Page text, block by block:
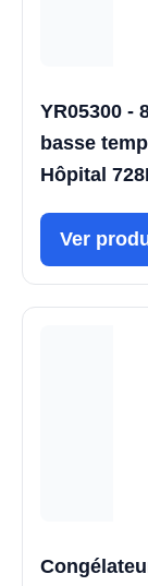
YR05300 -
basse
Hôpital
Ver